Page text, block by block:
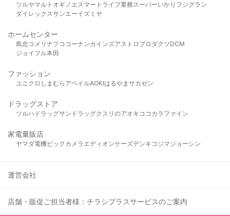
ツルヤマルト オギノ エスマート ライフ業務スーパーいかり フジグラン
ダイレックスサンエーイズミヤ
ホームセンター
島忠 コメリ ナフコ コーナンカインズアストロプロダクツDCM
ジョイフル本田
ファッション
ユニクロ しまむら アベイルAOKIはるやま サカゼン
ドラッグストア
ツルハドラッグサンドラッグクスリのアオキ ココカラファイン
家電量販店
ヤマダ電機ビックカメラ エディオンケーズデンキ コジマジョーシン
運営会社
店舗・販促ご担当者様：チラシプラスサービスのご案内